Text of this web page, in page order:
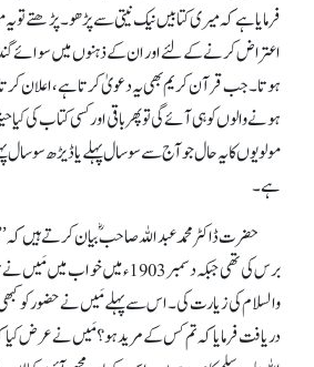
فرمایا ہے کہ میری کتابیں نیک نیتی سے پڑھو۔ پڑھتے تو
اعتراض کرنے کے لئے اور ان کے ذہنوں میں سوائے
ہوتا۔ جب قرآن کریم بھی یہ دعویٰ کرتا ہے، اعلان
ہونے والوں کو ہی آئے گی تو پھر باقی اور کسی کتاب کی
مولویوں کا یہ حال جو آج سے سو سال پہلے یا ڈیڑھ سو سال
ہے۔
حضرت ڈاکٹر محمد عبداللہ صاحبؓ بیان کرتے ہیں کہ
برس کی تھی جبکہ دسمبر 1903ء میں
والسلام کی زیارت کی۔ اس سے پہلے مَیں نے حضور کو
دریافت فرمایا کہ تم کس کے مرید ہو؟ مَیں نے عرض کیا